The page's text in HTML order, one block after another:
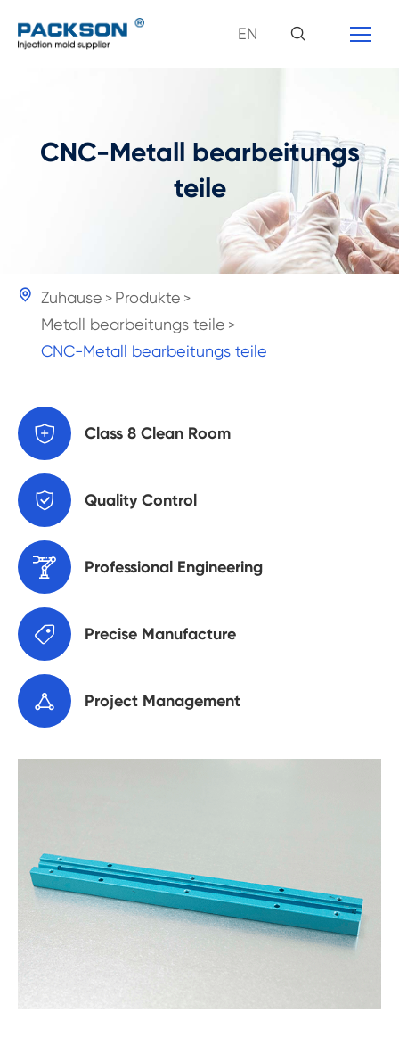
EN
CNC-Metall bearbeitungs
teile
 Zuhause
Produkte
Metall bearbeitungs teile
CNC-Metall bearbeitungs teile
 Class 8 Clean Room
 Quality Control
 Professional Engineering
 Precise Manufacture
 Project Management